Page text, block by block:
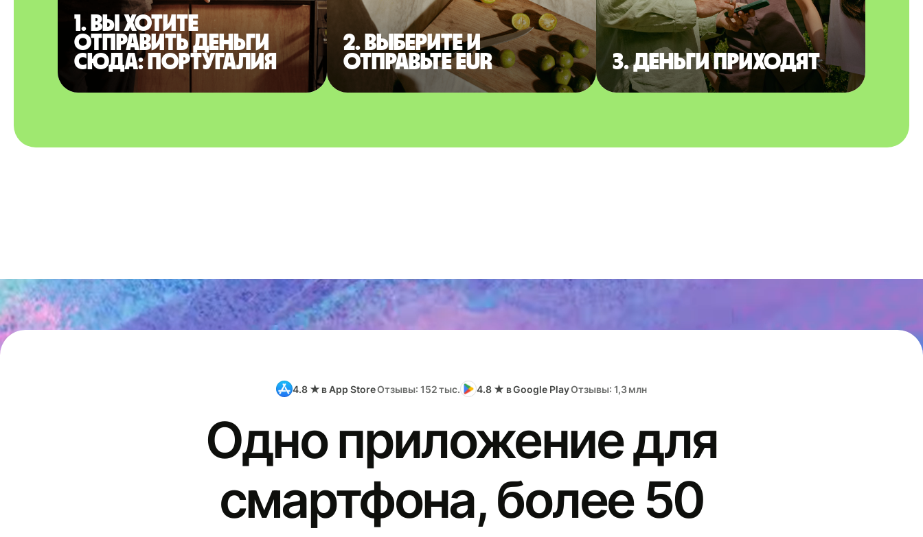
1. Вы хотите
отправить деньги
сюда: Португалия
2. Выберите и
отправьте EUR
3. Деньги приходят
4.8 ★ в App StoreОтзывы: 152 тыс. 4.8 ★ в Google PlayОтзывы: 1,3 млн
Одно приложение для
смартфона, более 50